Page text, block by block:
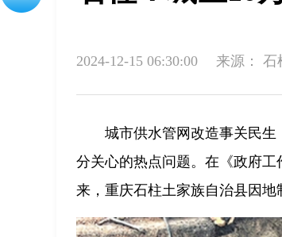
2024-12-15 06:30:00 来源： 石
城市供水管网改造事关民
分关心的热点问题。在《政府
来，重庆石柱土家族自治县因地